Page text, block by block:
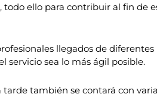
todo ello para contribuir al fin
llegados de
servicio sea lo más ágil posible.
también se contará con